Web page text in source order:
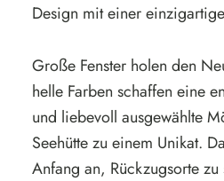
Design mit einer
Große Fenster holen den
helle Farben schaffen eine
und liebevoll ausgewählte
Seehütte zu einem Unikat.
Anfang an, Rückzugsorte